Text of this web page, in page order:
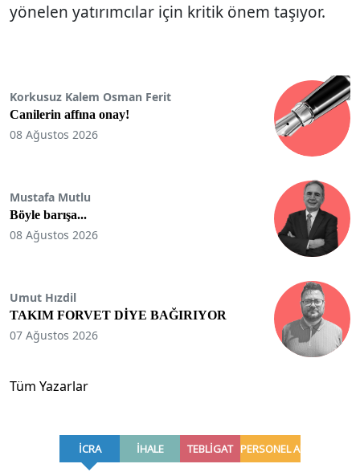
yönelen yatırımcılar için kritik önem taşıyor.
Korkusuz Kalem Osman Ferit
Canilerin affına onay!
08 Ağustos 2026
Mustafa Mutlu
Böyle barışa...
08 Ağustos 2026
Umut Hızdil
TAKIM FORVET DİYE BAĞIRIYOR
07 Ağustos 2026
Tüm Yazarlar